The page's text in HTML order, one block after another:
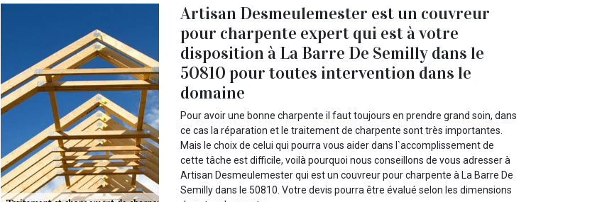
Artisan Desmeulemester est un couvreur
pour charpente expert qui est à votre
disposition à La Barre De Semilly dans le
50810 pour toutes intervention dans le
domaine
Pour avoir une bonne charpente il faut toujours en prendre grand soin, dans
ce cas la réparation et le traitement de charpente sont très importantes.
Mais le choix de celui qui pourra vous aider dans l`accomplissement de
cette tâche est difficile, voilà pourquoi nous conseillons de vous adresser à
Artisan Desmeulemester qui est un couvreur pour charpente à La Barre De
Semilly dans le 50810. Votre devis pourra être évalué selon les dimensions